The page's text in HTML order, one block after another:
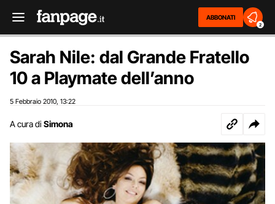
ABBONATI
2
Sarah Nile: dal Grande Fratello
10 a Playmate dell’anno
5 Febbraio 2010 13:22
A cura di Simona